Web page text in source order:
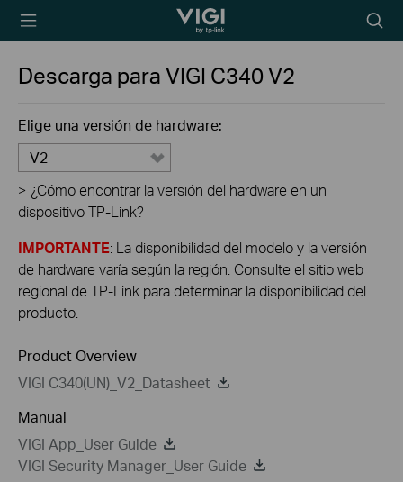
TP-Link, Reliably
icon
Descarga paraVIGI C340V2
Elige una versión de hardware:
V2
> ¿Cómo encontrar la versión del hardware en un
dispositivo TP-Link?
IMPORTANTE: La disponibilidad del modelo y la versión
de hardware varía según la región. Consulte el sitio web
regional de TP-Link para determinar la disponibilidad del
producto.
Product Overview
VIGI C340(UN)_V2_Datasheet
Manual
VIGI App_User Guide
VIGI Security Manager_User Guide